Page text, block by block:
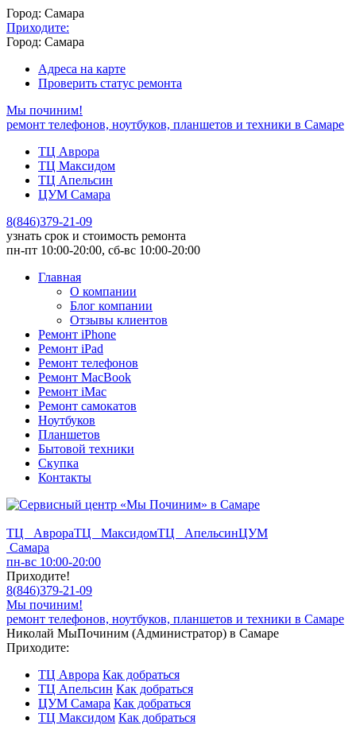
Город: Самара
Приходите:
Город: Самара
Адреса на карте
Проверить статус ремонта
Мы починим!
ремонт телефонов, ноутбуков, планшетов и техники в Самаре
ТЦ Аврора
ТЦ Максидом
ТЦ Апельсин
ЦУМ Самара
8(846)379-21-09
узнать срок и стоимость ремонта
пн-пт 10:00-20:00, сб-вс 10:00-20:00
Главная
О компании
Блог компании
Отзывы клиентов
Ремонт iPhone
Ремонт iPad
Ремонт телефонов
Ремонт MacBook
Ремонт iMac
Ремонт самокатов
Ноутбуков
Планшетов
Бытовой техники
Скупка
Контакты
ТЦ АврораТЦ МаксидомТЦ АпельсинЦУМ
Самара
пн-вс 10:00-20:00
Приходите!
8(846)379-21-09
Мы починим!
ремонт телефонов, ноутбуков, планшетов и техники в Самаре
Николай МыПочиним (Администратор) в Самаре
Приходите:
ТЦ Аврора Как добраться
ТЦ Апельсин Как добраться
ЦУМ Самара Как добраться
ТЦ Максидом Как добраться